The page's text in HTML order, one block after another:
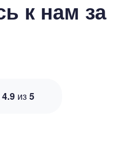
к нам за
4.9 из5